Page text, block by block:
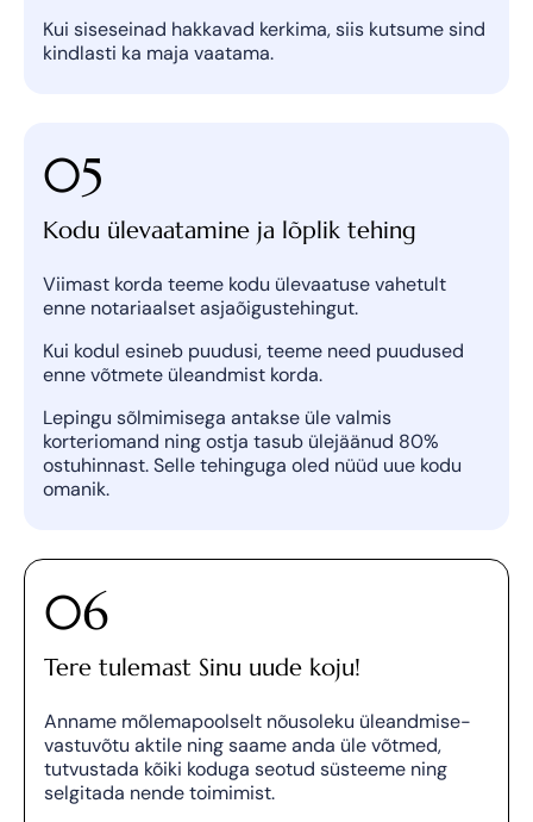
Kui siseseinad hakkavad kerkima, siis kutsume sind
kindlasti ka maja vaatama.
05
Kodu ülevaatamine ja lõplik tehing
Viimast korda teeme kodu ülevaatuse vahetult
enne notariaalset asjaõigustehingut.
Kui kodul esineb puudusi, teeme need puudused
enne võtmete üleandmist korda.
Lepingu sõlmimisega antakse üle valmis
korteriomand ning ostja tasub ülejäänud 80%
ostuhinnast. Selle tehinguga oled nüüd uue kodu
omanik.
06
Tere tulemast Sinu uude koju!
Anname mõlemapoolselt nõusoleku üleandmise-
vastuvõtu aktile ning saame anda üle võtmed,
tutvustada kõiki koduga seotud süsteeme ning
selgitada nende toimimist.